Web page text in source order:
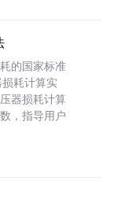
的国家标准
损耗计算实
器损耗计算
，指导用户